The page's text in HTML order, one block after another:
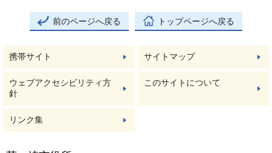
前のページへ戻る トップページへ戻る
携帯サイト サイトマップ
ウェブアクセシビリティ方
針
このサイトについて
リンク集